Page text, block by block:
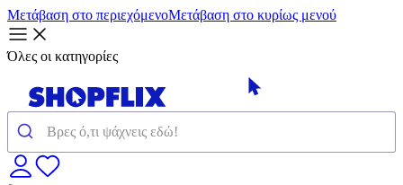
Μετάβαση στο περιεχόμενοΜετάβαση στο κυρίως μενού
Όλες οι κατηγορίες